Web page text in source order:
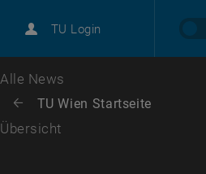
TU Login
Karriere
Zur 1. Menü Ebene
Alle News
Zurück: Subseiten von TU Wien
Zurück zur letzten Ebene:
TU Wien Startseite
Übersicht